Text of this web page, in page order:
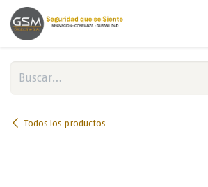
Ir al contenido
Todos los productos